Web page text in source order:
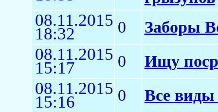
08.11.2015
18:32 0 Заборы
08.11.2015
15:17 0 Ищу
08.11.2015
15:16 0 Все виды